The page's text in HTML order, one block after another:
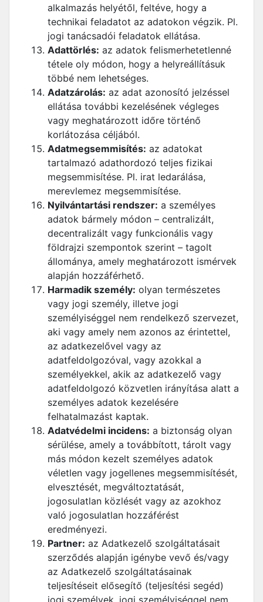
alkalmazás helyétől, feltéve, hogy a
technikai feladatot az adatokon végzik. Pl.
jogi tanácsadói feladatok ellátása.
Adattörlés: az adatok felismerhetetlenné
tétele oly módon, hogy a helyreállításuk
többé nem lehetséges.
Adatzárolás: az adat azonosító jelzéssel
ellátása további kezelésének végleges
vagy meghatározott időre történő
korlátozása céljából.
Adatmegsemmisítés: az adatokat
tartalmazó adathordozó teljes fizikai
megsemmisítése. Pl. irat ledarálása,
merevlemez megsemmisítése.
Nyilvántartási rendszer: a személyes
adatok bármely módon – centralizált,
decentralizált vagy funkcionális vagy
földrajzi szempontok szerint – tagolt
állománya, amely meghatározott ismérvek
alapján hozzáférhető.
Harmadik személy: olyan természetes
vagy jogi személy, illetve jogi
személyiséggel nem rendelkező szervezet,
aki vagy amely nem azonos az érintettel,
az adatkezelővel vagy az
adatfeldolgozóval, vagy azokkal a
személyekkel, akik az adatkezelő vagy
adatfeldolgozó közvetlen irányítása alatt a
személyes adatok kezelésére
felhatalmazást kaptak.
Adatvédelmi incidens: a biztonság olyan
sérülése, amely a továbbított, tárolt vagy
más módon kezelt személyes adatok
véletlen vagy jogellenes megsemmisítését,
elvesztését, megváltoztatását,
jogosulatlan közlését vagy az azokhoz
való jogosulatlan hozzáférést
eredményezi.
Partner: az Adatkezelő szolgáltatásait
szerződés alapján igénybe vevő és/vagy
az Adatkezelő szolgáltatásainak
teljesítéseit elősegítő (teljesítési segéd)
jogi személyek, jogi személyiséggel nem